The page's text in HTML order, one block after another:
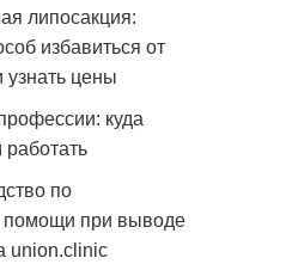
липосакция:
избавиться от
цены
куда
работать
по
помощи при выводе
union.clinic